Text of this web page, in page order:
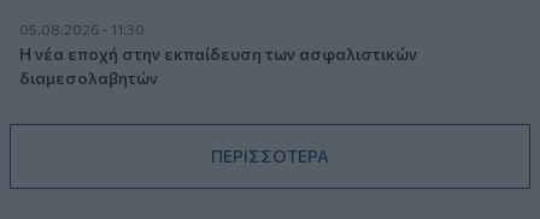
05.08.2026 - 11:30
Η νέα εποχή στην εκπαίδευση των ασφαλιστικών
διαμεσολαβητών
ΠΕΡΙΣΣΟΤΕΡΑ